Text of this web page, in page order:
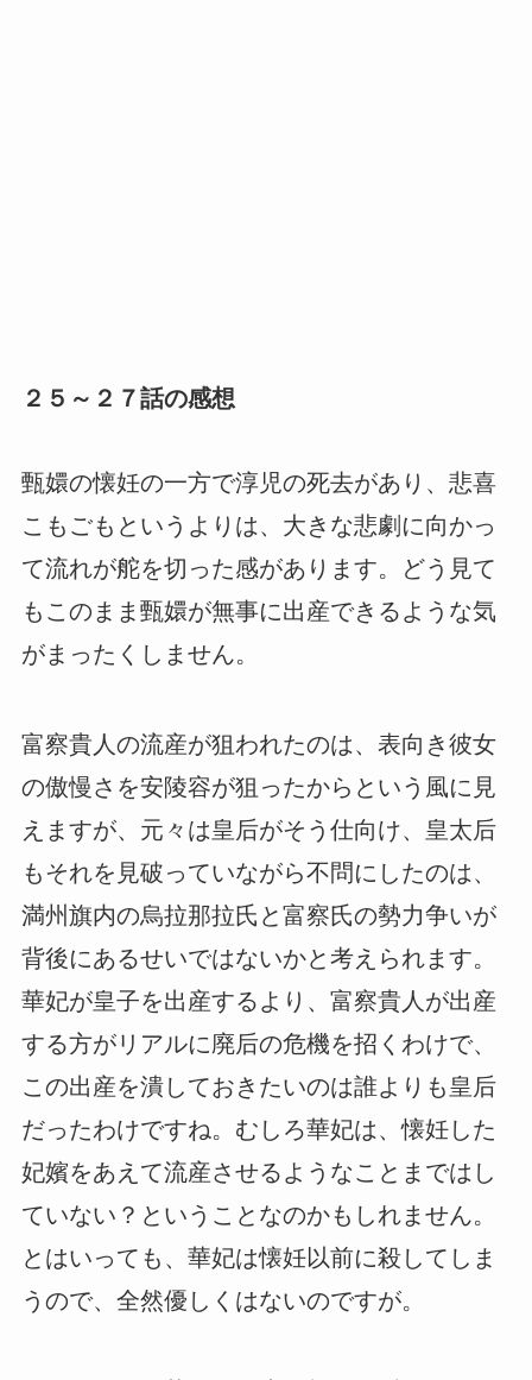
２５～２７話の感想
甄嬛の懐妊の一方で淳児の死去があり、悲喜
こもごもというよりは、大きな悲劇に向かっ
て流れが舵を切った感があります。どう見て
もこのまま甄嬛が無事に出産できるような気
がまったくしません。
富察貴人の流産が狙われたのは、表向き彼女
の傲慢さを安陵容が狙ったからという風に見
えますが、元々は皇后がそう仕向け、皇太后
もそれを見破っていながら不問にしたのは、
満州旗内の烏拉那拉氏と富察氏の勢力争いが
背後にあるせいではないかと考えられます。
華妃が皇子を出産するより、富察貴人が出産
する方がリアルに廃后の危機を招くわけで、
この出産を潰しておきたいのは誰よりも皇后
だったわけですね。むしろ華妃は、懐妊した
妃嬪をあえて流産させるようなことまではし
ていない？ということなのかもしれません。
とはいっても、華妃は懐妊以前に殺してしま
うので、全然優しくはないのですが。